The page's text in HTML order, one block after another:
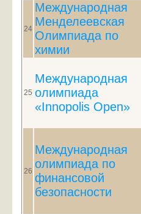
24
Международная
Менделеевская
Олимпиада по
химии
25
Международная
олимпиада
«Innopolis Open»
26
Международная
олимпиада по
финансовой
безопасности